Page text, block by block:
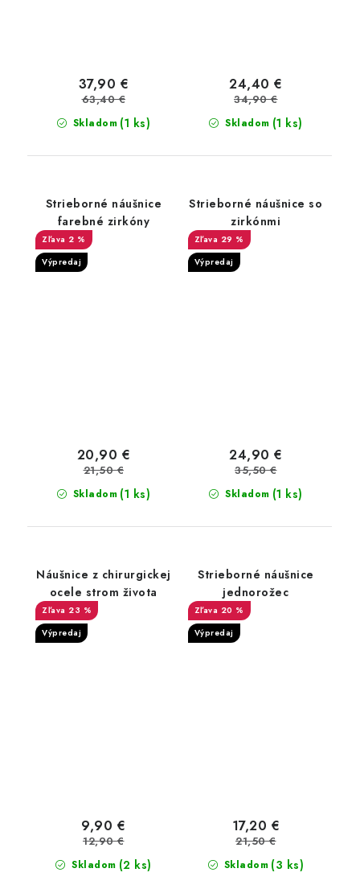
Skladom (1 ks)
37,90 €
63,40 €
Skladom (1 ks)
24,40 €
34,90 €
Strieborné náušnice
farebné zirkóny
2 %
Výpredaj
Skladom (1 ks)
20,90 €
21,50 €
Strieborné náušnice so
zirkónmi
29 %
Výpredaj
Skladom (1 ks)
24,90 €
35,50 €
Náušnice z chirurgickej
ocele strom života
23 %
Výpredaj
Skladom (2 ks)
9,90 €
12,90 €
Strieborné náušnice
jednorožec
20 %
Výpredaj
Skladom (3 ks)
17,20 €
21,50 €